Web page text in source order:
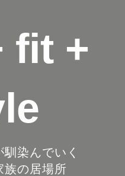
fit +
染んでいく
族の居場所